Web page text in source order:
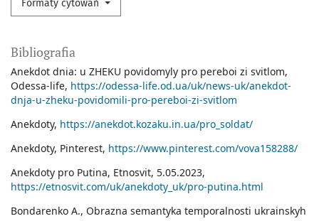
Formaty cytowań
Bibliografia
Anekdot dnia: u ZHEKU povidomyly pro pereboi zi svitlom,
Оdessa-life, https://odessa-life.od.ua/uk/news-uk/anekdot-
dnja-u-zheku-povidomili-pro-pereboi-zi-svitlom
Аnekdoty, https://anekdot.kozaku.in.ua/pro_soldat/
Anekdoty, Pinterest, https://www.pinterest.com/vova158288/
Anekdoty pro Putina, Еtnosvit, 5.05.2023,
https://etnosvit.com/uk/anekdoty_uk/pro-putina.html
Bondarenko A., Obrazna semantyka temporalnosti ukrainskyh